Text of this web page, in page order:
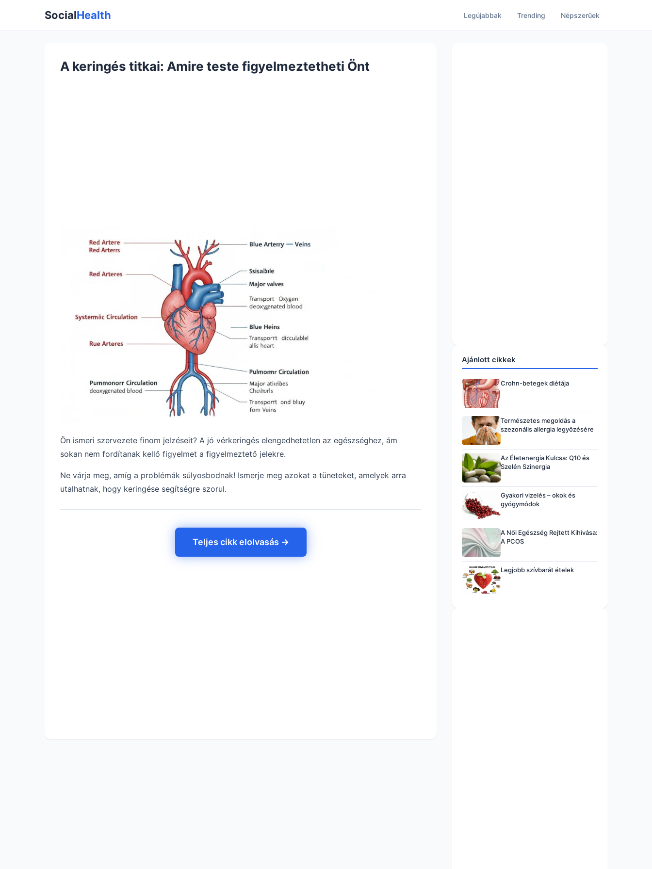
SocialHealth Legújabbak Trending Népszerűek
A keringés titkai: Amire teste figyelmeztetheti Önt
Ön ismeri szervezete finom jelzéseit? A jó vérkeringés elengedhetetlen az egészséghez, ám
sokan nem fordítanak kellő figyelmet a figyelmeztető jelekre.
Ne várja meg, amíg a problémák súlyosbodnak! Ismerje meg azokat a tüneteket, amelyek arra
utalhatnak, hogy keringése segítségre szorul.
Teljes cikk elolvasás →
Ajánlott cikkek
Crohn-betegek diétája
Természetes megoldás a
szezonális allergia legyőzésére
Az Életenergia Kulcsa: Q10 és
Szelén Szinergia
Gyakori vizelés – okok és
gyógymódok
A Női Egészség Rejtett Kihívása:
A PCOS
Legjobb szívbarát ételek